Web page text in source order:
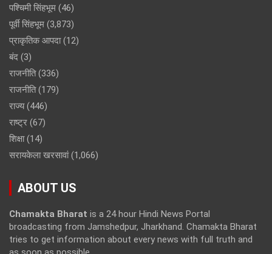
पश्चिमी सिंहभूम (46)
पूर्वी सिंहभूम (3,873)
प्राकृतिक आपदा(12)
बंद (3)
राजनीति(336)
राजनीति(179)
राज्य(446)
राष्ट्र (67)
शिक्षा(14)
सरायकेला खरसावां(1,066)
ABOUT US
Chamakta Bharat is a 24 hour Hindi News Portal
broadcasting from Jamshedpur, Jharkhand. Chamakta Bharat
tries to get information about every news with full truth and